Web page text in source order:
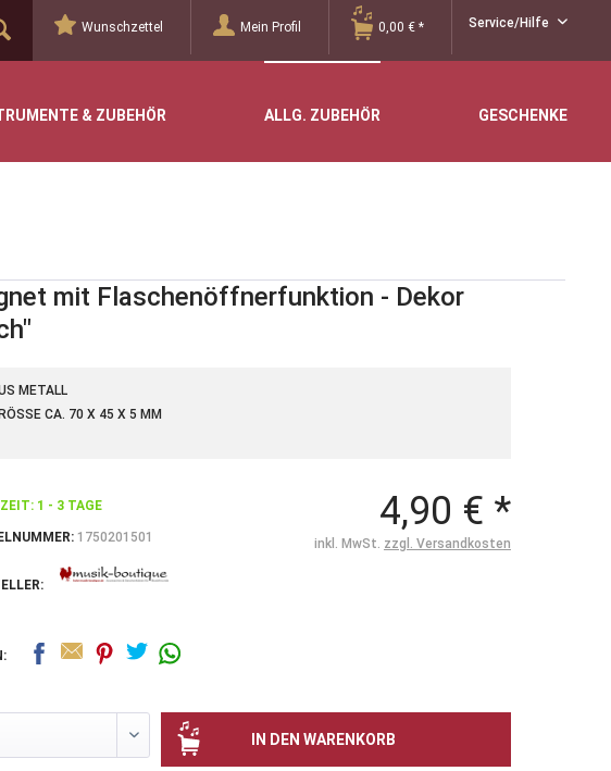
Service/Hilfe
Wunschzettel Mein Profil 0,00 € *
& ZUBEHÖR ALLG. ZUBEHÖR GESCHENKE
mit Flaschenöffnerfunktion - Dekor
METALL
CA. 70 X 45 X 5 MM
1 - 3 TAGE
1750201501
4,90 € *
inkl. MwSt. zzgl. Versandkosten
IN DEN WARENKORB